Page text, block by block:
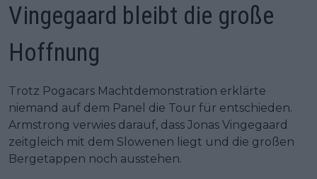
Vingegaard bleibt die große
Hoffnung
Trotz Pogacars Machtdemonstration erklärte
niemand auf dem Panel die Tour für entschieden.
Armstrong verwies darauf, dass Jonas Vingegaard
zeitgleich mit dem Slowenen liegt und die großen
Bergetappen noch ausstehen.